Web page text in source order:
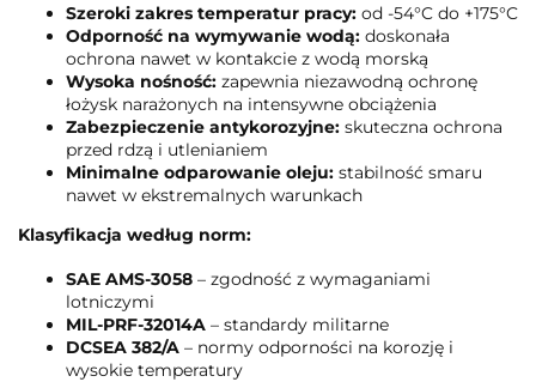
Szeroki zakres temperatur pracy: od -54°C do +175°C
Odporność na wymywanie wodą: doskonała
ochrona nawet w kontakcie z wodą morską
Wysoka nośność: zapewnia niezawodną ochronę
łożysk narażonych na intensywne obciążenia
Zabezpieczenie antykorozyjne: skuteczna ochrona
przed rdzą i utlenianiem
Minimalne odparowanie oleju: stabilność smaru
nawet w ekstremalnych warunkach
Klasyfikacja według norm:
SAE AMS-3058 – zgodność z wymaganiami
lotniczymi
MIL-PRF-32014A – standardy militarne
DCSEA 382/A – normy odporności na korozję i
wysokie temperatury